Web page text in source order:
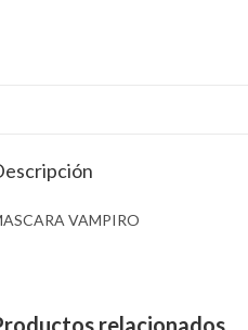
VAMPIRO
relacionados